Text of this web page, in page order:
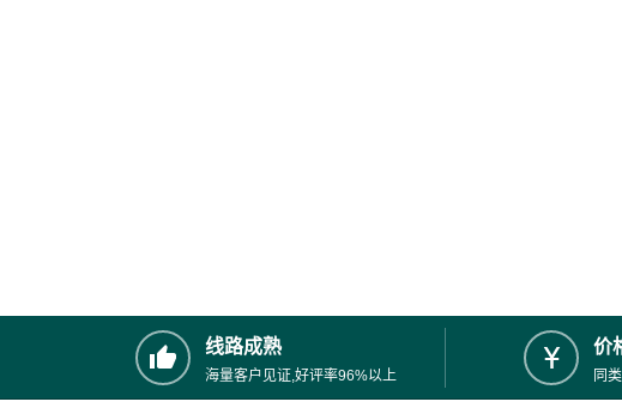
线路成熟
海量客户见证,好评率96%以上
价
同